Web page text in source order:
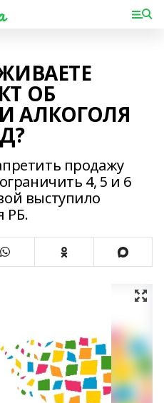
ОБ
АЛКОГОЛЯ
продажу
4, 5 и 6
выступило
РБ.